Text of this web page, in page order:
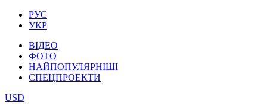
РУС
УКР
ВІДЕО
ФОТО
НАЙПОПУЛЯРНІШІ
СПЕЦПРОЕКТИ
USD